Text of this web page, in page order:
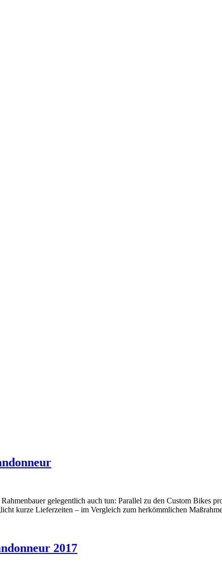
gelegentlich auch tun: Parallel zu den Custom Bikes
kurze Lieferzeiten – im Vergleich zum herkömmlichen
2017